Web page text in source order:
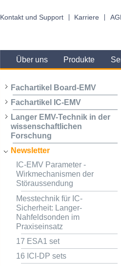
Kontakt und Support Karriere
Über uns Produkte
Fachartikel Board-EMV
Fachartikel IC-EMV
Langer EMV-Technik in der
wissenschaftlichen
Forschung
Newsletter
IC-EMV Parameter -
Wirkmechanismen der
Störaussendung
Messtechnik für IC-
Sicherheit: Langer-
Nahfeldsonden im
Praxiseinsatz
17 ESA1 set
16 ICI-DP sets